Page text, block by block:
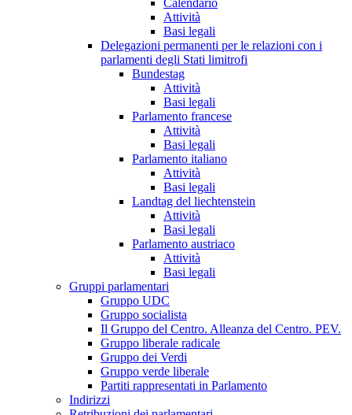
Calendario
Attività
Basi legali
Delegazioni permanenti per le relazioni con i
parlamenti degli Stati limitrofi
Bundestag
Attività
Basi legali
Parlamento francese
Attività
Basi legali
Parlamento italiano
Attività
Basi legali
Landtag del liechtenstein
Attività
Basi legali
Parlamento austriaco
Attività
Basi legali
Gruppi parlamentari
Gruppo UDC
Gruppo socialista
Il Gruppo del Centro. Alleanza del Centro. PEV.
Gruppo liberale radicale
Gruppo dei Verdi
Gruppo verde liberale
Partiti rappresentati in Parlamento
Indirizzi